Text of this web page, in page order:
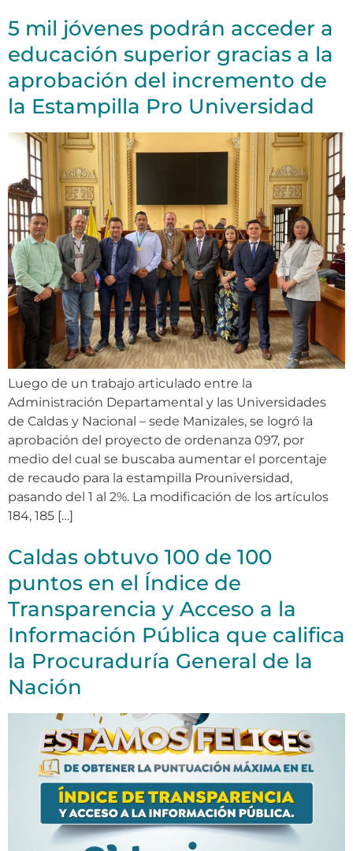
5 mil jóvenes podrán acceder a
educación superior gracias a la
aprobación del incremento de
la Estampilla Pro Universidad
Luego de un trabajo articulado entre la
Administración Departamental y las Universidades
de Caldas y Nacional – sede Manizales, se logró la
aprobación del proyecto de ordenanza 097, por
medio del cual se buscaba aumentar el porcentaje
de recaudo para la estampilla Prouniversidad,
pasando del 1 al 2%. La modificación de los artículos
184, 185 […]
Caldas obtuvo 100 de 100
puntos en el Índice de
Transparencia y Acceso a la
Información Pública que califica
la Procuraduría General de la
Nación